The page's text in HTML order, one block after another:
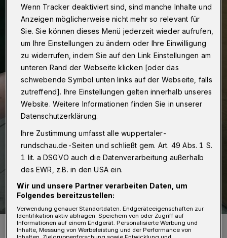
Das kleine Männchen ist das mittlerweile dritte Jungtier.
Foto: Der Grüne Zoo Wuppertal / Wiegmann
Wenn Tracker deaktiviert sind, sind manche Inhalte und
Anzeigen möglicherweise nicht mehr so relevant für
Sie. Sie können dieses Menü jederzeit wieder aufrufen,
um Ihre Einstellungen zu ändern oder Ihre Einwilligung
zu widerrufen, indem Sie auf den Link Einstellungen am
unteren Rand der Webseite klicken [oder das
schwebende Symbol unten links auf der Webseite, falls
zutreffend]. Ihre Einstellungen gelten innerhalb unseres
Website. Weitere Informationen finden Sie in unserer
Datenschutzerklärung.
Ihre Zustimmung umfasst alle wuppertaler-
rundschau.de-Seiten und schließt gem. Art. 49 Abs. 1 S.
1 lit. a DSGVO auch die Datenverarbeitung außerhalb
des EWR, z.B. in den USA ein.
Wir und unsere Partner verarbeiten Daten, um
Folgendes bereitzustellen:
Verwendung genauer Standortdaten. Endgeräteeigenschaften zur
Identifikation aktiv abfragen. Speichern von oder Zugriff auf
Informationen auf einem Endgerät. Personalisierte Werbung und
Inhalte, Messung von Werbeleistung und der Performance von